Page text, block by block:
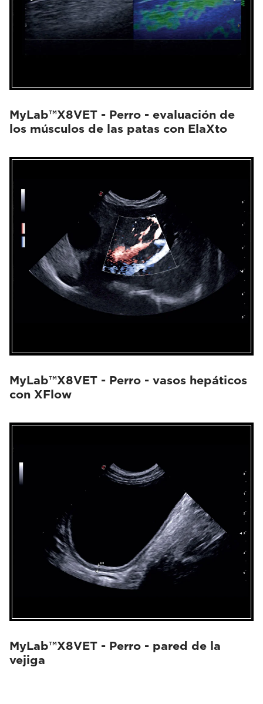
MyLab™X8VET - Perro - evaluación de
los músculos de las patas con ElaXto
MyLab™X8VET - Perro - vasos hepáticos
con XFlow
MyLab™X8VET - Perro - pared de la
vejiga